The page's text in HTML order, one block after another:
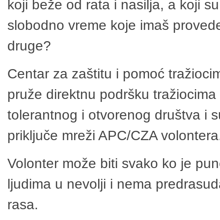
koji beže od rata i nasilja, a koji
slobodno vreme koje imaš
druge?
Centar za zaštitu i pomoć
pruže direktnu podršku
tolerantnog i otvorenog društva i
priključe mreži APC/CZA
Volonter može biti svako ko je
ljudima u nevolji i nema
rasa.